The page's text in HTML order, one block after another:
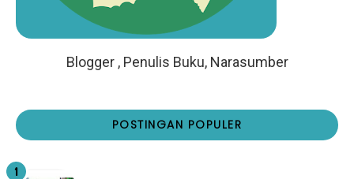
Blogger , Penulis Buku, Narasumber
POSTINGAN POPULER